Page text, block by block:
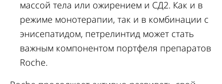
массой тела или ожирением и СД2. Как и в
режиме монотерапии, так и в комбинации с
энисепатидом, петрелинтид может стать
важным компонентом портфеля препаратов
Roche.